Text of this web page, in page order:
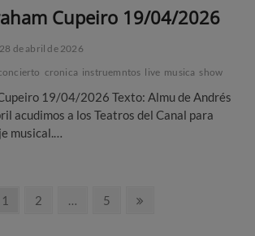
Cupeiro 19/04/2026
28 de abril de 2026
cronica instruemntos live musica show
19/04/2026 Texto: Almu de Andrés
acudimos a los Teatros del Canal para
musical.…
Página
1 Página
2 … Página
5